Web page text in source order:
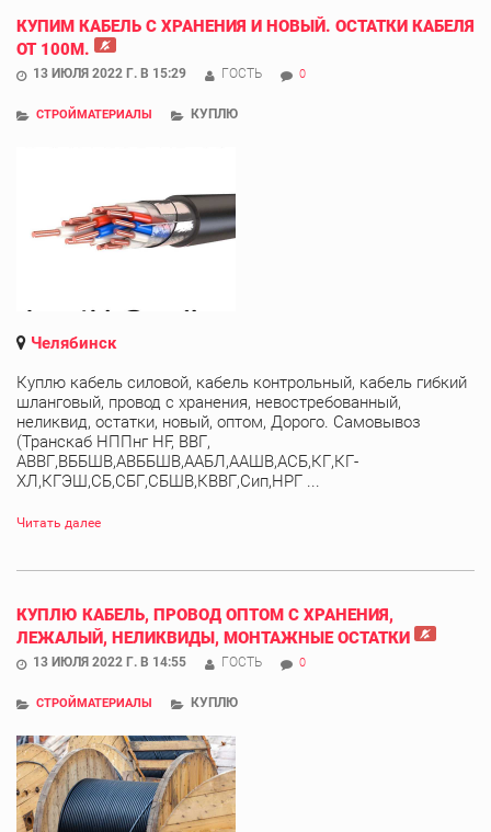
КУПИМ КАБЕЛЬ С ХРАНЕНИЯ И НОВЫЙ. ОСТАТКИ КАБЕЛЯ
ОТ 100М.
13 ИЮЛЯ 2022 Г. В 15:29 ГОСТЬ 0
СТРОЙМАТЕРИАЛЫ КУПЛЮ
Челябинск
Куплю кабель силовой, кабель контрольный, кабель гибкий
шланговый, провод с хранения, невостребованный,
неликвид, остатки, новый, оптом, Дорого. Самовывоз
(Транскаб НППнг HF, ВВГ,
АВВГ,ВББШВ,АВББШВ,ААБЛ,ААШВ,АСБ,КГ,КГ-
ХЛ,КГЭШ,СБ,СБГ,СБШВ,КВВГ,Сип,НРГ ...
Читать далее
КУПЛЮ КАБЕЛЬ, ПРОВОД ОПТОМ С ХРАНЕНИЯ,
ЛЕЖАЛЫЙ, НЕЛИКВИДЫ, МОНТАЖНЫЕ ОСТАТКИ
13 ИЮЛЯ 2022 Г. В 14:55 ГОСТЬ 0
СТРОЙМАТЕРИАЛЫ КУПЛЮ